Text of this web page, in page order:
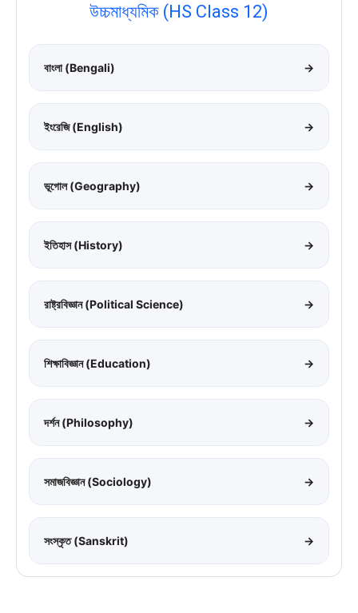
উচ্চমাধ্যমিক (HS Class 12)
বাংলা (Bengali) →
ইংরেজি (English) →
ভূগোল (Geography) →
ইতিহাস (History) →
রাষ্ট্রবিজ্ঞান (Political Science) →
শিক্ষাবিজ্ঞান (Education) →
দর্শন (Philosophy) →
সমাজবিজ্ঞান (Sociology) →
সংস্কৃত (Sanskrit) →